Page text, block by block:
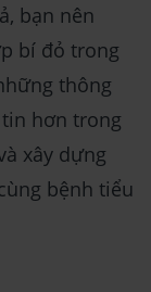
bạn nên
bí đỏ trong
thông
hơn trong
xây dựng
bệnh tiểu